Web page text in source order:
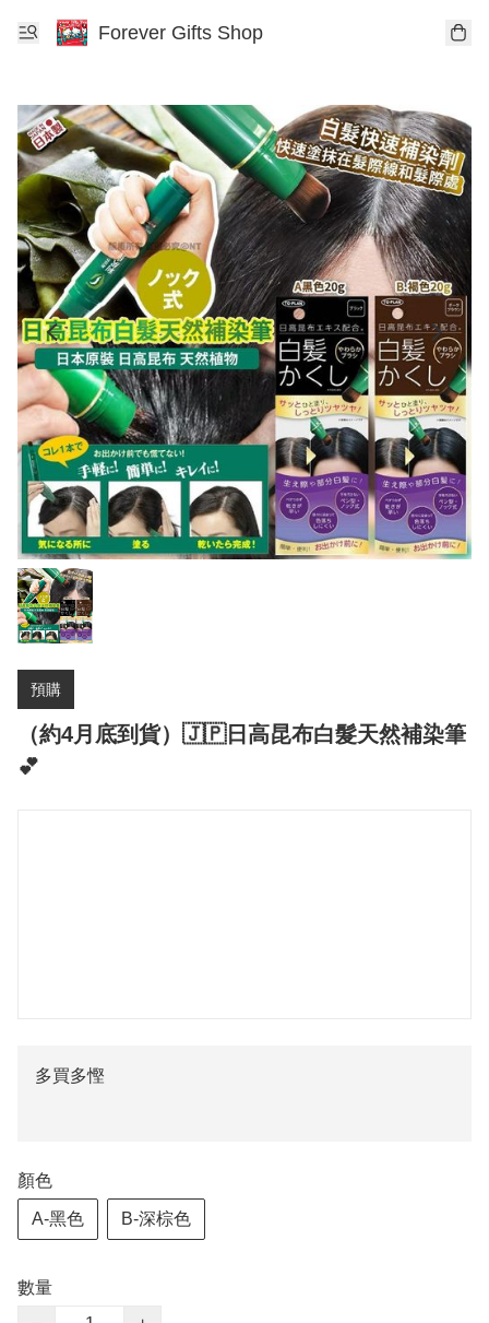
Forever Gifts Shop
預購
（約4月底到貨）🇯🇵日高昆布白髮天然補染筆
💕
多買多慳
顏色
A-黑色 B-深棕色
數量